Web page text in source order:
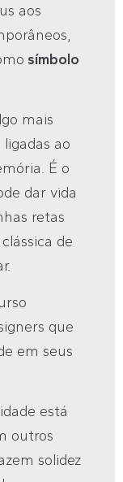
aos
símbolo
mais
ao
É o
dar vida
retas
de
que
em seus
está
outros
solidez